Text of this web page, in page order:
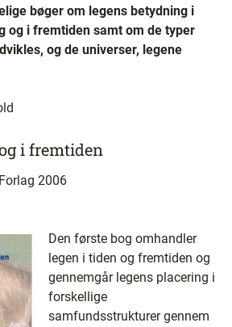
bøger om legens betydning i
og i fremtiden samt om de typer
og de universer, legene
i fremtiden
2006
Den første bog omhandler
legen i tiden og fremtiden og
gennemgår legens placering i
forskellige
samfundsstrukturer gennem